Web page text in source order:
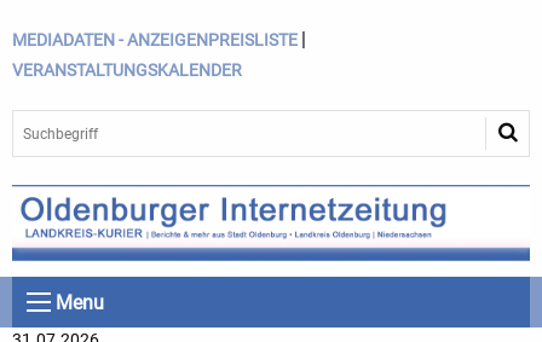
MEDIADATEN - ANZEIGENPREISLISTE |
VERANSTALTUNGSKALENDER
Menu